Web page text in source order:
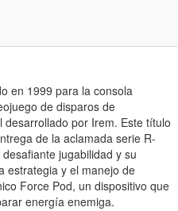
en 1999 para la consola
de disparos de
desarrollado por Irem. Este título
de la aclamada serie R-
jugabilidad y su
estrategia y el manejo de
Force Pod, un dispositivo que
energía enemiga.